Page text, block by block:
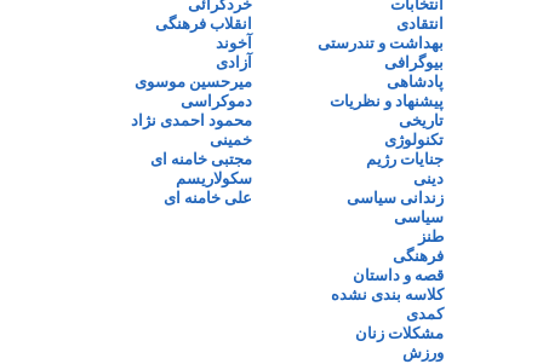
انتخابات
انتقادی
بهداشت و تندرستی
بیوگرافی
پادشاهی
پیشنهاد و نظریات
تاریخی
تکنولوژی
جنایات رژیم
دینی
زندانی سیاسی
سیاسی
طنز
فرهنگی
قصه و داستان
کلاسه بندی نشده
کمدی
مشکلات زنان
ورزش
خردگرائی
انقلاب فرهنگی
آخوند
آزادی
میرحسین موسوی
دموکراسی
محمود احمدی نژاد
خمینی
مجتبی خامنه ای
سکولاریسم
علی خامنه ای